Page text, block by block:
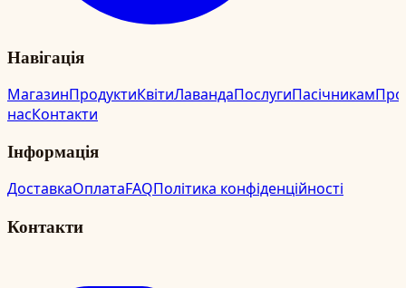
Навігація
МагазинПродуктиКвітиЛавандаПослугиПасічникамПро
насКонтакти
Інформація
ДоставкаОплатаFAQПолітика конфіденційності
Контакти